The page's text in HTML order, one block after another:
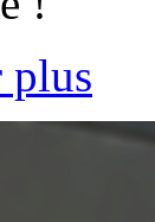
plus